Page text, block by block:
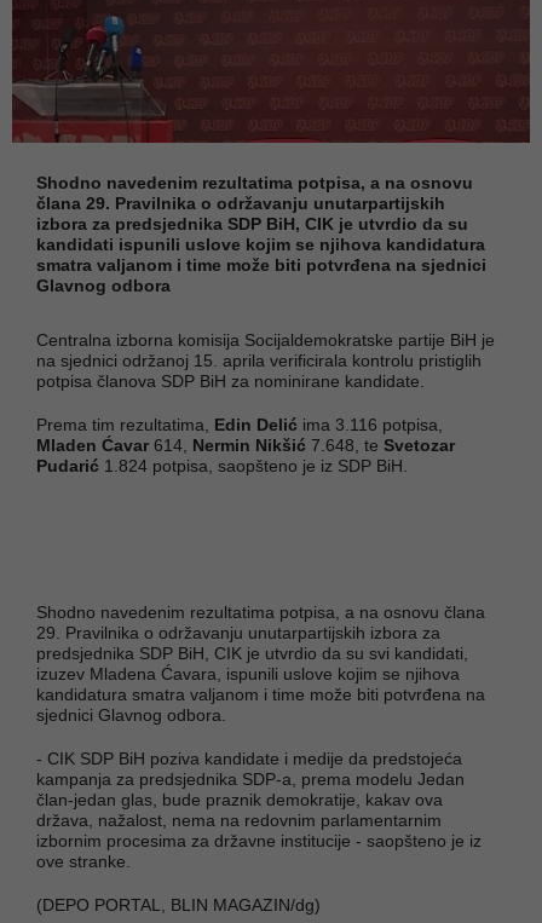
Shodno navedenim rezultatima potpisa, a na osnovu
člana 29. Pravilnika o održavanju unutarpartijskih
izbora za predsjednika SDP BiH, CIK je utvrdio da su
kandidati ispunili uslove kojim se njihova kandidatura
smatra valjanom i time može biti potvrđena na sjednici
Glavnog odbora
Centralna izborna komisija Socijaldemokratske partije BiH je
na sjednici održanoj 15. aprila verificirala kontrolu pristiglih
potpisa članova SDP BiH za nominirane kandidate.
Prema tim rezultatima, Edin Delić ima 3.116 potpisa,
Mladen Ćavar 614, Nermin Nikšić 7.648, te Svetozar
Pudarić 1.824 potpisa, saopšteno je iz SDP BiH.
Shodno navedenim rezultatima potpisa, a na osnovu člana
29. Pravilnika o održavanju unutarpartijskih izbora za
predsjednika SDP BiH, CIK je utvrdio da su svi kandidati,
izuzev Mladena Ćavara, ispunili uslove kojim se njihova
kandidatura smatra valjanom i time može biti potvrđena na
sjednici Glavnog odbora.
- CIK SDP BiH poziva kandidate i medije da predstojeća
kampanja za predsjednika SDP-a, prema modelu Jedan
član-jedan glas, bude praznik demokratije, kakav ova
država, nažalost, nema na redovnim parlamentarnim
izbornim procesima za državne institucije - saopšteno je iz
ove stranke.
(DEPO PORTAL, BLIN MAGAZIN/dg)